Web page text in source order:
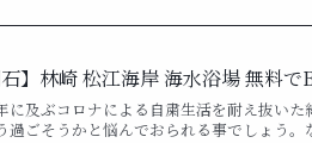
石】林崎 松江海岸 海水浴場 無料
に及ぶコロナによる自粛生活を耐え抜い
過ごそうかと悩んでおられる事でしょう